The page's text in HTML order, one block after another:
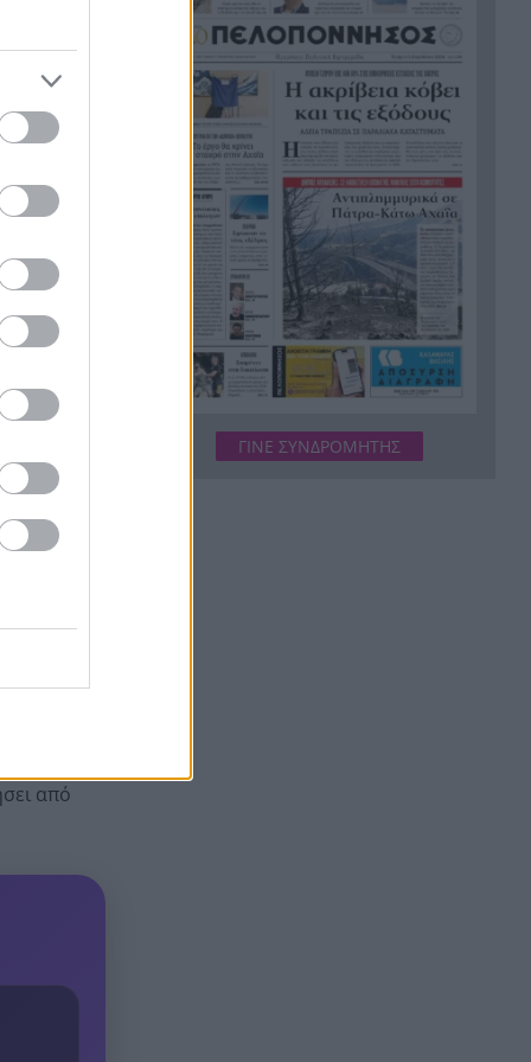
θαλάσσιο
είναι
στο
και
στο
την
λόγο
από
Πελοποννήσου που κρύβει σκι,
λίμνες και διαδρομές μέσα στα
έλατα
Ο Τιάγκο Μέσι στη Μασία: Ο
γιος του Λιονέλ φορά τα
μπλαουγκράνα από τον
Νοέμβριο
Η αξιοπιστία των απειλών
κρίνεται στις πράξεις
Άμεσα η αντικατάσταση του
μετεωρολογικού σταθμού που
καταστράφηκε από την
πυρκαγιά στην Αιγιάλεια
Δεν έμειναν θεατές: Πελάτες
ορμούν σε ληστή που έριξε
ΓΙΝΕ ΣΥΝΔΡΟΜΗΤΗΣ